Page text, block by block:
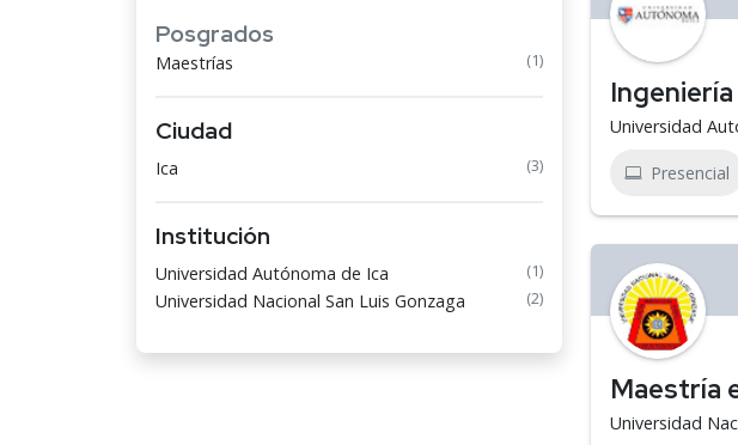
Posgrados
Maestrías (1)
Ciudad
Ica (3)
Institución
Universidad Autónoma de Ica (1)
Universidad Nacional San Luis Gonzaga (2)
Universidad
Presencial
Maestría
Universidad